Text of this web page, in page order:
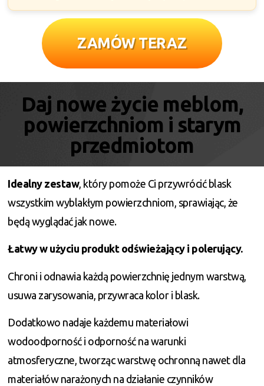
ZAMÓW TERAZ
Daj nowe życie meblom,
powierzchniom i starym
przedmiotom
Idealny zestaw, który pomoże Ci przywrócić blask
wszystkim wyblakłym powierzchniom, sprawiając, że
będą wyglądać jak nowe.
Łatwy w użyciu produkt odświeżający i polerujący.
Chroni i odnawia każdą powierzchnię jednym warstwą,
usuwa zarysowania, przywraca kolor i blask.
Dodatkowo nadaje każdemu materiałowi
wodoodporność i odporność na warunki
atmosferyczne, tworząc warstwę ochronną nawet dla
materiałów narażonych na działanie czynników